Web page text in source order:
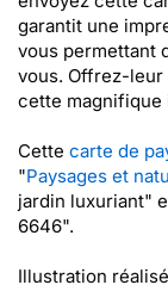
garantit une
vous permettant
vous. Offrez-leur
cette magnifique
Cette carte de
"Paysages et
jardin luxuriant"
6646".
Illustration